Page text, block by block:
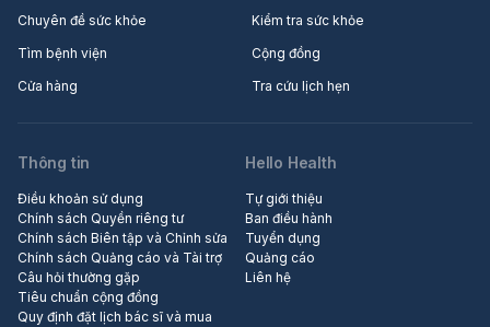
Chuyên đề sức khỏe
Kiểm tra sức khỏe
Tìm bệnh viện
Cộng đồng
Cửa hàng
Tra cứu lịch hẹn
Thông tin
Điều khoản sử dụng
Chính sách Quyền riêng tư
Chính sách Biên tập và Chỉnh sửa
Chính sách Quảng cáo và Tài trợ
Câu hỏi thường gặp
Tiêu chuẩn cộng đồng
Quy định đặt lịch bác sĩ và mua
Hello Health
Tự giới thiệu
Ban điều hành
Tuyển dụng
Quảng cáo
Liên hệ